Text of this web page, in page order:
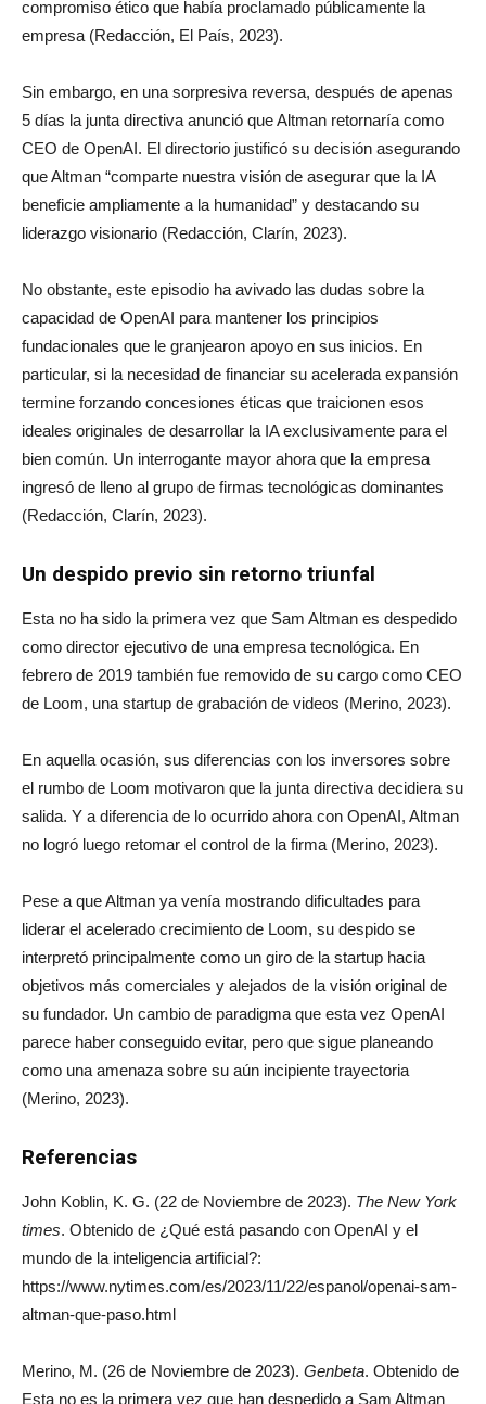
compromiso ético que había proclamado públicamente la
empresa (Redacción, El País, 2023).
Sin embargo, en una sorpresiva reversa, después de apenas
5 días la junta directiva anunció que Altman retornaría como
CEO de OpenAI. El directorio justificó su decisión asegurando
que Altman “comparte nuestra visión de asegurar que la IA
beneficie ampliamente a la humanidad” y destacando su
liderazgo visionario (Redacción, Clarín, 2023).
No obstante, este episodio ha avivado las dudas sobre la
capacidad de OpenAI para mantener los principios
fundacionales que le granjearon apoyo en sus inicios. En
particular, si la necesidad de financiar su acelerada expansión
termine forzando concesiones éticas que traicionen esos
ideales originales de desarrollar la IA exclusivamente para el
bien común. Un interrogante mayor ahora que la empresa
ingresó de lleno al grupo de firmas tecnológicas dominantes
(Redacción, Clarín, 2023).
Un despido previo sin retorno triunfal
Esta no ha sido la primera vez que Sam Altman es despedido
como director ejecutivo de una empresa tecnológica. En
febrero de 2019 también fue removido de su cargo como CEO
de Loom, una startup de grabación de videos (Merino, 2023).
En aquella ocasión, sus diferencias con los inversores sobre
el rumbo de Loom motivaron que la junta directiva decidiera su
salida. Y a diferencia de lo ocurrido ahora con OpenAI, Altman
no logró luego retomar el control de la firma (Merino, 2023).
Pese a que Altman ya venía mostrando dificultades para
liderar el acelerado crecimiento de Loom, su despido se
interpretó principalmente como un giro de la startup hacia
objetivos más comerciales y alejados de la visión original de
su fundador. Un cambio de paradigma que esta vez OpenAI
parece haber conseguido evitar, pero que sigue planeando
como una amenaza sobre su aún incipiente trayectoria
(Merino, 2023).
Referencias
John Koblin, K. G. (22 de Noviembre de 2023). The New York
times. Obtenido de ¿Qué está pasando con OpenAI y el
mundo de la inteligencia artificial?:
https://www.nytimes.com/es/2023/11/22/espanol/openai-sam-
altman-que-paso.html
Merino, M. (26 de Noviembre de 2023). Genbeta. Obtenido de
Esta no es la primera vez que han despedido a Sam Altman